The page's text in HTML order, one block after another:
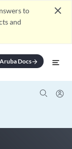
to
and
close
Docsarrow_forward